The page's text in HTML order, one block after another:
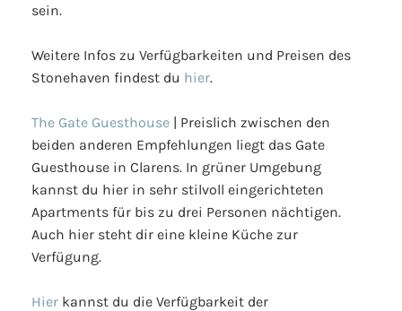
sein.
Weitere Infos zu Verfügbarkeiten und Preisen des
Stonehaven findest du hier.
The Gate Guesthouse | Preislich zwischen den
beiden anderen Empfehlungen liegt das Gate
Guesthouse in Clarens. In grüner Umgebung
kannst du hier in sehr stilvoll eingerichteten
Apartments für bis zu drei Personen nächtigen.
Auch hier steht dir eine kleine Küche zur
Verfügung.
Hier kannst du die Verfügbarkeit der